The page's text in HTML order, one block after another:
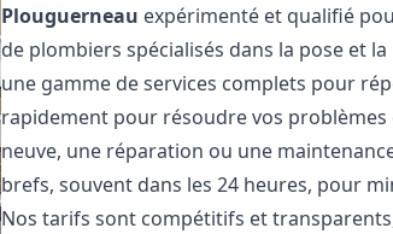
Plouguerneau expérimenté et qualifié
de plombiers spécialisés dans la pose et
une gamme de services complets pour
rapidement pour résoudre vos
neuve, une réparation ou une
brefs, souvent dans les 24 heures, pour
Nos tarifs sont compétitifs et